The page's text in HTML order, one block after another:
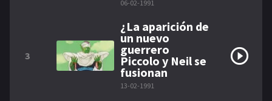
06-02-1991
3
¿La aparición de
un nuevo
guerrero
Piccolo y Neil se
fusionan
13-02-1991